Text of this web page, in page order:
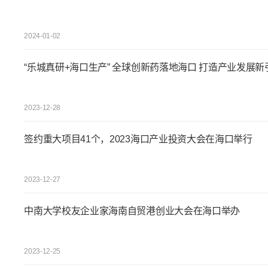
2024-01-02
“乐城真研+海口生产” 全球创新药落地海口 打造产业发展新
2023-12-28
签约重大项目41个，2023海口产业投资大会在海口举行
2023-12-27
中南大学校友企业家海南自贸港创业大会在海口举办
2023-12-25